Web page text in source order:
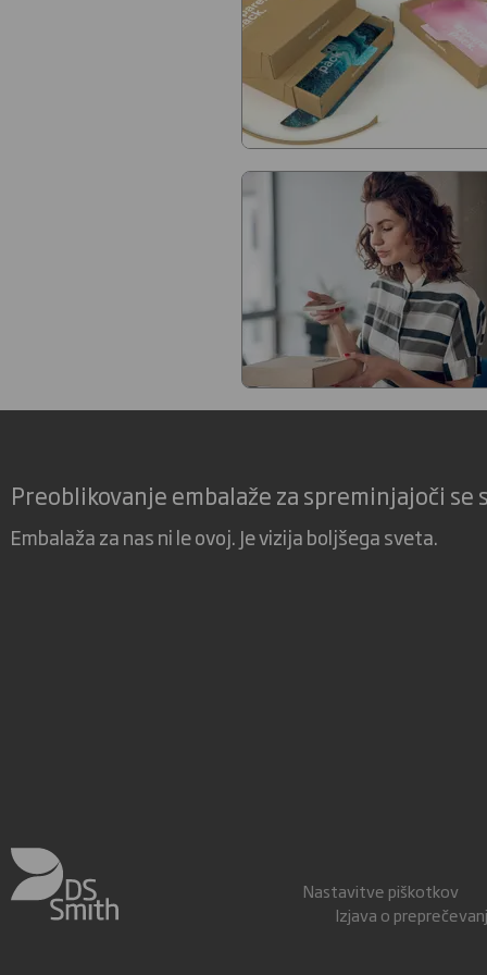
Preoblikovanje embalaže za spreminjajoči se
Embalaža za nas ni le ovoj. Je vizija boljšega sveta.
Nastavitve piškotkov
Izjava o